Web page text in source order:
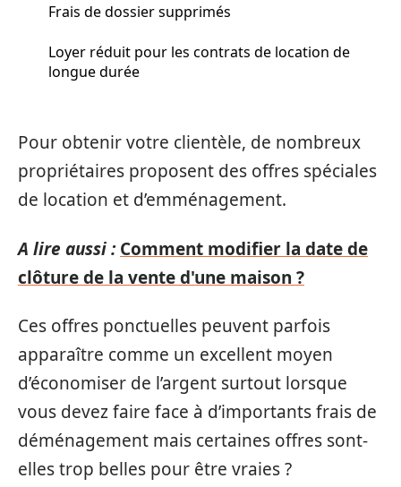
Frais de dossier supprimés
Loyer réduit pour les contrats de location de
longue durée
Pour obtenir votre clientèle, de nombreux
propriétaires proposent des offres spéciales
de location et d’emménagement.
A lire aussi : Comment modifier la date de
clôture de la vente d'une maison ?
Ces offres ponctuelles peuvent parfois
apparaître comme un excellent moyen
d’économiser de l’argent surtout lorsque
vous devez faire face à d’importants frais de
déménagement mais certaines offres sont-
elles trop belles pour être vraies ?